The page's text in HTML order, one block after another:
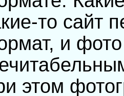
то сайт
и фото
этом